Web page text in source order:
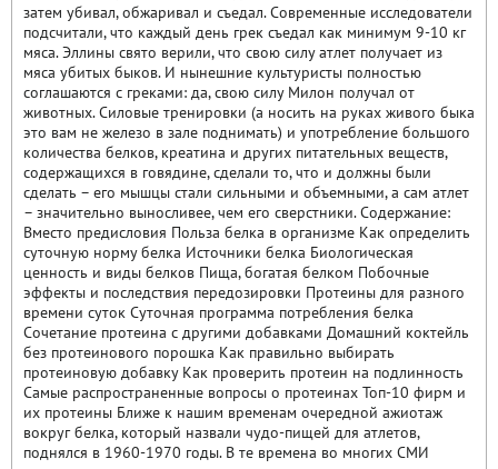
затем убивал, обжаривал и съедал. Современные исследователи
подсчитали, что каждый день грек съедал как минимум 9-10 кг
мяса. Эллины свято верили, что свою силу атлет получает из
мяса убитых быков. И нынешние культуристы полностью
соглашаются с греками: да, свою силу Милон получал от
животных. Силовые тренировки (а носить на руках живого быка
это вам не железо в зале поднимать) и употребление большого
количества белков, креатина и других питательных веществ,
содержащихся в говядине, сделали то, что и должны были
сделать – его мышцы стали сильными и объемными, а сам атлет
– значительно выносливее, чем его сверстники. Содержание:
Вместо предисловия Польза белка в организме Как определить
суточную норму белка Источники белка Биологическая
ценность и виды белков Пища, богатая белком Побочные
эффекты и последствия передозировки Протеины для разного
времени суток Суточная программа потребления белка
Сочетание протеина с другими добавками Домашний коктейль
без протеинового порошка Как правильно выбирать
протеиновую добавку Как проверить протеин на подлинность
Самые распространенные вопросы о протеинах Топ-10 фирм и
их протеины Ближе к нашим временам очередной ажиотаж
вокруг белка, который назвали чудо-пищей для атлетов,
поднялся в 1960-1970 годы. В те времена во многих СМИ